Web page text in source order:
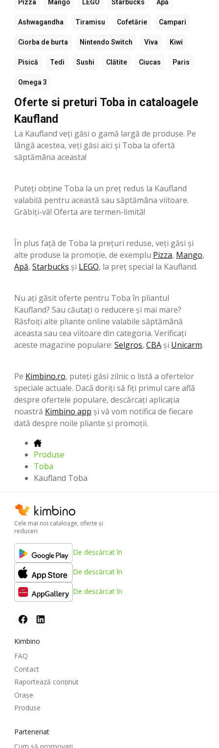
Pizza Mango LEGO Starbucks Apă
Ashwagandha Tiramisu Cofetărie Campari
Ciorba de burta Nintendo Switch Viva Kiwi
Pisică Tedi Sushi Clătite Ciucas Paris
Omega 3
Oferte si preturi Toba in cataloagele
Kaufland
La Kaufland veți găsi o gamă largă de produse. Pe
lângă acestea, veți găsi aici și Toba la ofertă
săptămâna aceasta!
Puteți obține Toba la un preț redus la Kaufland
valabilă pentru această sau săptămâna viitoare.
Grăbiți-vă! Oferta are termen-limită!
În plus față de Toba la prețuri reduse, veți găsi și
alte produse la promoție, de exemplu Pizza, Mango,
Apă, Starbucks şi LEGO, la preț special la Kaufland.
Nu ați găsit oferte pentru Toba în pliantul
Kaufland? Sau căutați o reducere și mai mare?
Răsfoiți alte pliante online valabile săptămână
aceasta sau cea viitoare din categoria. Verificați
aceste magazine populare: Selgros, CBA şi Unicarm.
Pe Kimbino.ro, puteți găsi zilnic o listă a ofertelor
speciale actuale. Dacă doriți să fiți primul care află
despre ofertele populare, descărcați aplicația
noastră Kimbino app și vă vom notifica de fiecare
dată despre noile pliante și promoții.
Produse
Toba
Kaufland Toba
Cele mai noi cataloage, oferte şi
reduceri
De descărcat în
De descărcat în
De descărcat în
Kimbino
FAQ
Contact
Raportează conținut
Oraşe
Produse
Parteneriat